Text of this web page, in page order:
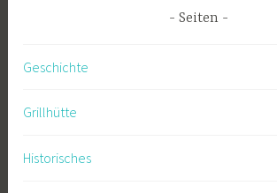
Seiten
Geschichte
Grillhütte
Historisches